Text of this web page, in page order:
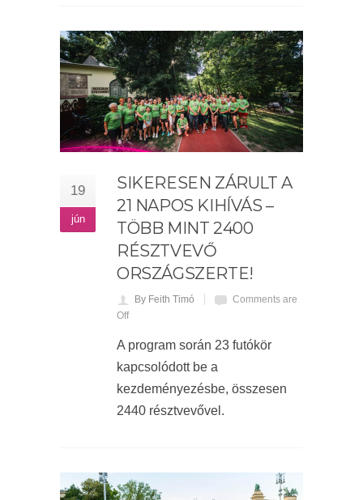
19
jún
SIKERESEN ZÁRULT A
21 NAPOS KIHÍVÁS –
TÖBB MINT 2400
RÉSZTVEVŐ
ORSZÁGSZERTE!
By Feith Timó
Comments are
Off
A program során 23 futókör
kapcsolódott be a
kezdeményezésbe, összesen
2440 résztvevővel.